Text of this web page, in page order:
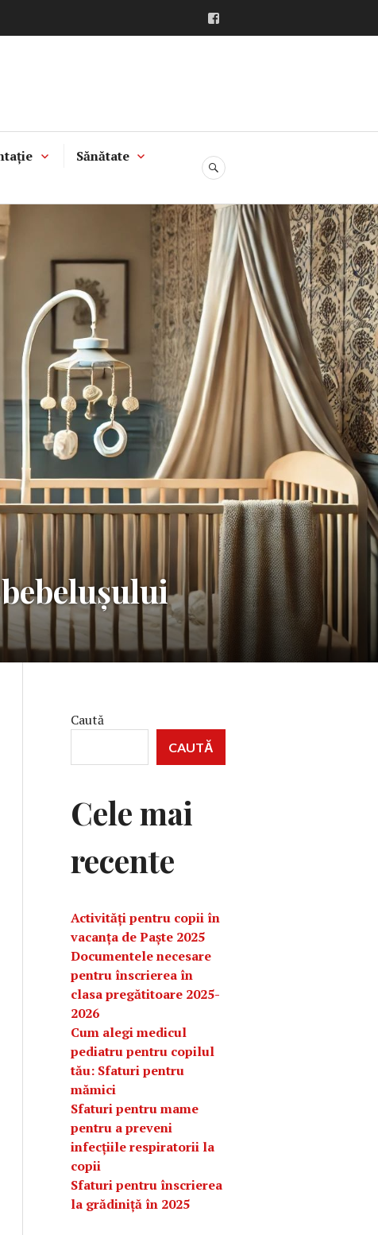
Sănătate
CĂUTARE
Caută
CAUTĂ
Cele mai
recente
Activități pentru copii în
vacanța de Paște 2025
Documentele necesare
pentru înscrierea în
clasa pregătitoare 2025-
2026
Cum alegi medicul
pediatru pentru copilul
tău: Sfaturi pentru
mămici
Sfaturi pentru mame
pentru a preveni
infecțiile respiratorii la
copii
Sfaturi pentru înscrierea
la grădiniță în 2025